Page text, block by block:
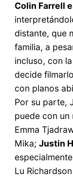
Colin Farrell
distante, que
familia, a
incluso, con
decide
con planos
Por su parte,
puede con
Emma
Mika;Justin
Lu